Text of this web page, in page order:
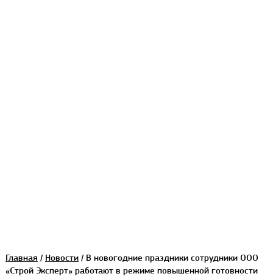
Главная / Новости/ В новогодние праздники сотрудники ООО
«Строй Эксперт» работают в режиме повышенной готовности